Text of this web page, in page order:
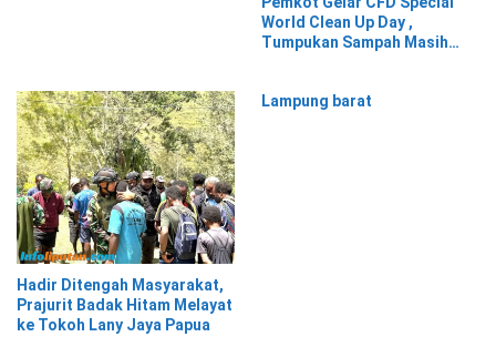
World Clean Up Day ,
Tumpukan Sampah Masih
Hadir Ditengah Masyarakat,
Prajurit Badak Hitam Melayat
ke Tokoh Lany Jaya Papua
Lampung barat